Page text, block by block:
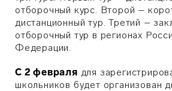
отборочный курс. Второй –
дистанционный тур. Третий –
отборочный тур в регионах
Федерации.
С 2 февраля для
школьников будет организован